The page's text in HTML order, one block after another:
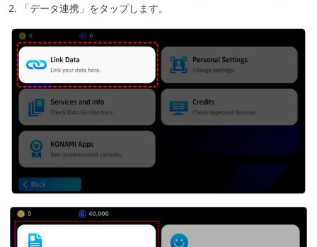
2. 「データ連携」をタップします。